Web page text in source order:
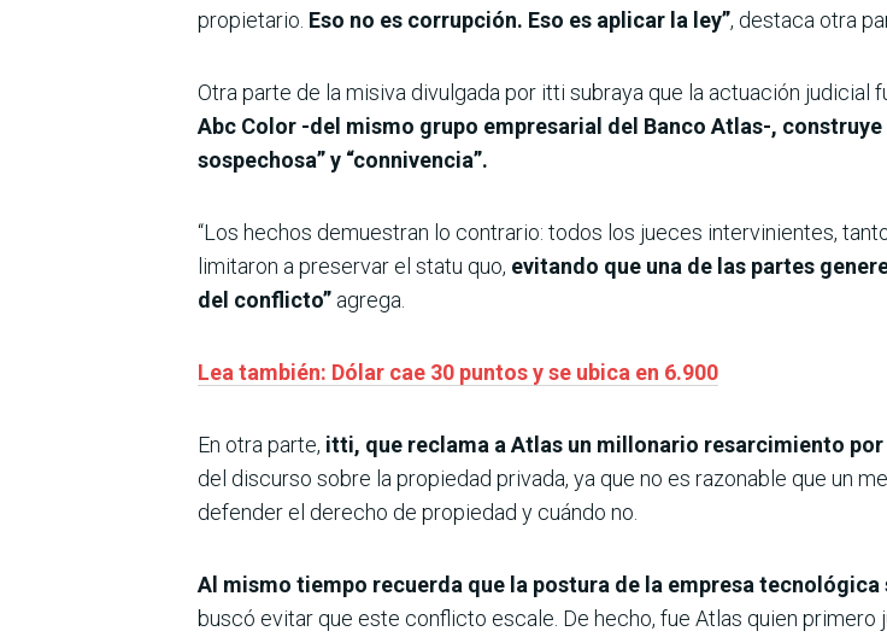
propietario. Eso no es corrupción. Eso es aplicar la ley”, destaca otra
Otra parte de la misiva divulgada por itti subraya que la actuación judicial
Abc Color -del mismo grupo empresarial del Banco Atlas-,
sospechosa” y “connivencia”.
“Los hechos demuestran lo contrario: todos los jueces intervinientes,
limitaron a preservar el statu quo, evitando que una de las partes
del conflicto” agrega.
Lea también: Dólar cae 30 puntos y se ubica en 6.900
En otra parte, itti, que reclama a Atlas un millonario resarcimiento
del discurso sobre la propiedad privada, ya que no es razonable que un
defender el derecho de propiedad y cuándo no.
Al mismo tiempo recuerda que la postura de la empresa
buscó evitar que este conflicto escale. De hecho, fue Atlas quien primero